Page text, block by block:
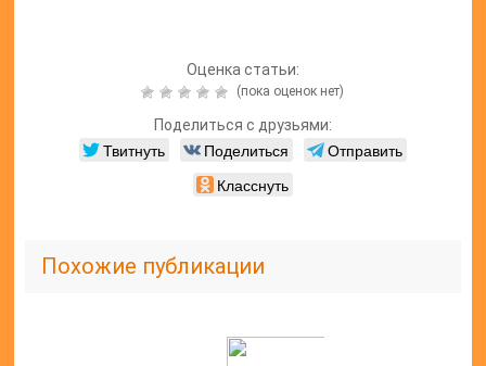
Оценка статьи:
(пока оценок нет)
Поделиться с друзьями:
Твитнуть Поделиться
Отправить
Класснуть
Похожие публикации